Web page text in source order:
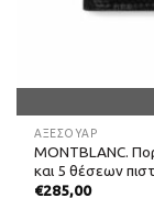
ΑΞΕΣΟΥΑΡ
MONTBLANC.
και 5 θέσεων
€285,00